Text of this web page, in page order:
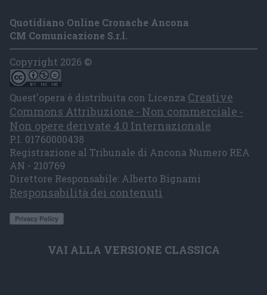
Quotidiano Online Cronache Ancona
CM Comunicazione S.r.l.
Copyright 2026 ©
Quest'opera è distribuita con Licenza Creative
Commons Attribuzione - Non commerciale -
Non opere derivate 4.0 Internazionale
P.I. 01760000438
Registrazione al Tribunale di Ancona Numero REA
AN - 210769
Direttore Responsabile: Alberto Bignami
Responsabilità dei contenuti
VAI ALLA VERSIONE CLASSICA